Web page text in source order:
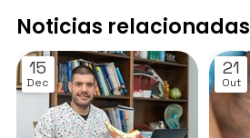
Noticias relacionadas
15
Dec
21
Out